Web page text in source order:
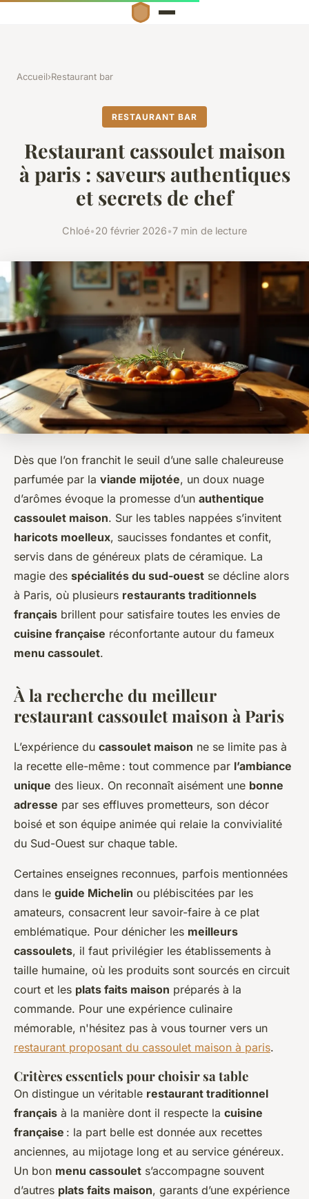
Accueil›Restaurant bar
RESTAURANT BAR
Restaurant cassoulet maison
à paris : saveurs authentiques
et secrets de chef
Chloé•20 février 2026•7 min de lecture
Dès que l’on franchit le seuil d’une salle chaleureuse
parfumée par la viande mijotée, un doux nuage
d’arômes évoque la promesse d’un authentique
cassoulet maison. Sur les tables nappées s’invitent
haricots moelleux, saucisses fondantes et confit,
servis dans de généreux plats de céramique. La
magie des spécialités du sud-ouest se décline alors
à Paris, où plusieurs restaurants traditionnels
français brillent pour satisfaire toutes les envies de
cuisine française réconfortante autour du fameux
menu cassoulet.
À la recherche du meilleur
restaurant cassoulet maison à Paris
L’expérience du cassoulet maison ne se limite pas à
la recette elle-même : tout commence par l’ambiance
unique des lieux. On reconnaît aisément une bonne
adresse par ses effluves prometteurs, son décor
boisé et son équipe animée qui relaie la convivialité
du Sud-Ouest sur chaque table.
Certaines enseignes reconnues, parfois mentionnées
dans le guide Michelin ou plébiscitées par les
amateurs, consacrent leur savoir-faire à ce plat
emblématique. Pour dénicher les meilleurs
cassoulets, il faut privilégier les établissements à
taille humaine, où les produits sont sourcés en circuit
court et les plats faits maison préparés à la
commande. Pour une expérience culinaire
mémorable, n'hésitez pas à vous tourner vers un
restaurant proposant du cassoulet maison à paris.
Critères essentiels pour choisir sa table
On distingue un véritable restaurant traditionnel
français à la manière dont il respecte la cuisine
française : la part belle est donnée aux recettes
anciennes, au mijotage long et au service généreux.
Un bon menu cassoulet s’accompagne souvent
d’autres plats faits maison, garants d’une expérience